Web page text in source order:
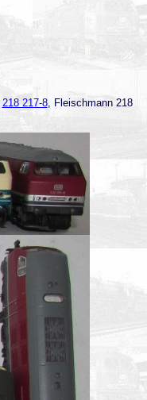
218 217-8, Fleischmann 218